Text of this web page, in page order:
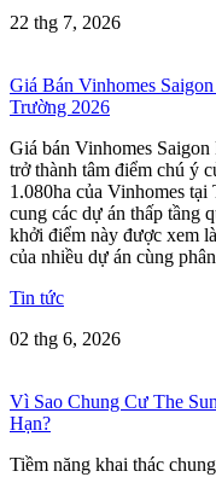
22 thg 7, 2026
Giá Bán Vinhomes
Trường 2026
Giá bán Vinhomes
trở thành tâm điểm chú ý
1.080ha của Vinhomes
cung các dự án thấp tầng
khởi điểm này được xem
của nhiều dự án cùng
Tin tức
02 thg 6, 2026
Vì Sao Chung Cư The
Hạn?
Tiềm năng khai thác